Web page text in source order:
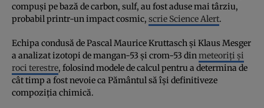
compuși pe bază de carbon, sulf, au fost aduse mai târziu,
probabil printr-un impact cosmic, scrie Science Alert.
Echipa condusă de Pascal Maurice Kruttasch și Klaus Mesger
a analizat izotopi de mangan-53 și crom-53 dinmeteoriți și
roci terestre, folosind modele de calcul pentru a determina de
cât timp a fost nevoie ca Pământul să își definitiveze
compoziția chimică.